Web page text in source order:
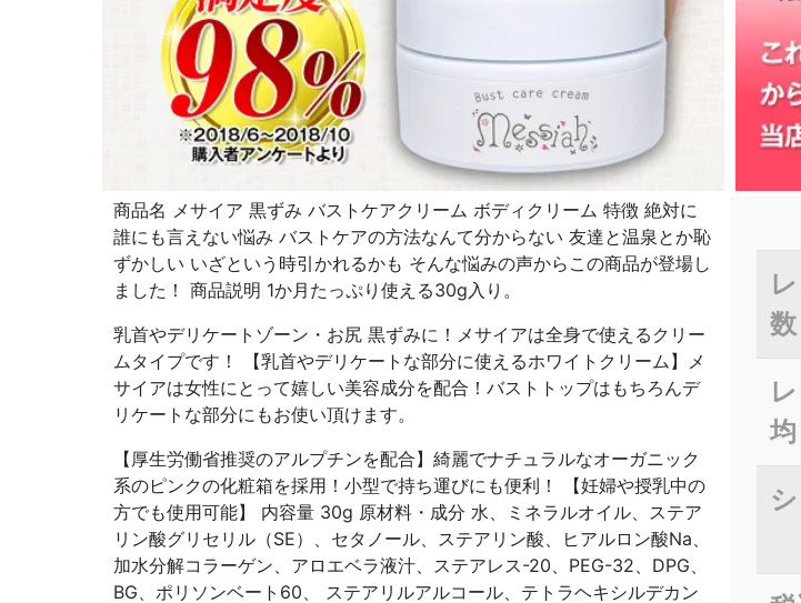
商品名 メサイア 黒ずみ バストケアクリーム ボディクリーム 特徴 絶対に
誰にも言えない悩み バストケアの方法なんて分からない 友達と温泉とか恥
ずかしい いざという時引かれるかも そんな悩みの声からこの商品が登場し
ました！ 商品説明 1か月たっぷり使える30g入り。
乳首やデリケートゾーン・お尻 黒ずみに！メサイアは全身で使えるクリー
ムタイプです！ 【乳首やデリケートな部分に使えるホワイトクリーム】メ
サイアは女性にとって嬉しい美容成分を配合！バストトップはもちろんデ
リケートな部分にもお使い頂けます。
【厚生労働省推奨のアルプチンを配合】綺麗でナチュラルなオーガニック
系のピンクの化粧箱を採用！小型で持ち運びにも便利！ 【妊婦や授乳中の
方でも使用可能】 内容量 30g 原材料・成分 水、ミネラルオイル、ステア
リン酸グリセリル（SE）、セタノール、ステアリン酸、ヒアルロン酸Na、
加水分解コラーゲン、アロエベラ液汁、ステアレス-20、PEG-32、DPG、
BG、ポリソンベート60、 ステアリルアルコール、テトラヘキシルデカン
数
均